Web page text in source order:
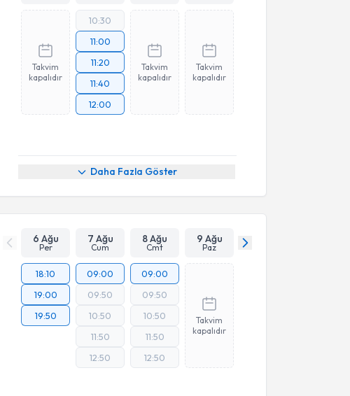
Takvim
kapalıdır
10:30
11:00
11:20
11:40
12:00
Takvim
kapalıdır
Takvim
kapalıdır
Daha Fazla Göster
6 Ağu
Per
7 Ağu
Cum
8 Ağu
Cmt
9 Ağu
Paz
18:10
19:00
19:50
09:00
09:50
10:50
11:50
12:50
09:00
09:50
10:50
11:50
12:50
Takvim
kapalıdır